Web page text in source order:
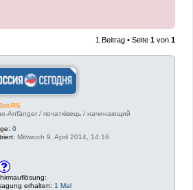
1 Beitrag • Seite 1 von 1
RS
Anfänger / початківець / начинающий
0
Mittwoch 9. April 2014, 14:16
erhalten: 1 Mal